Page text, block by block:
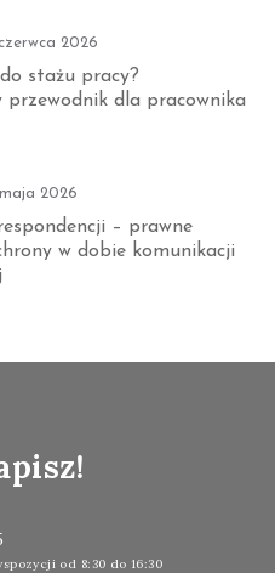
2026
stażu pracy?
przewodnik dla pracownika
2026
– prawne
w dobie komunikacji
od 8:30 do 16:30